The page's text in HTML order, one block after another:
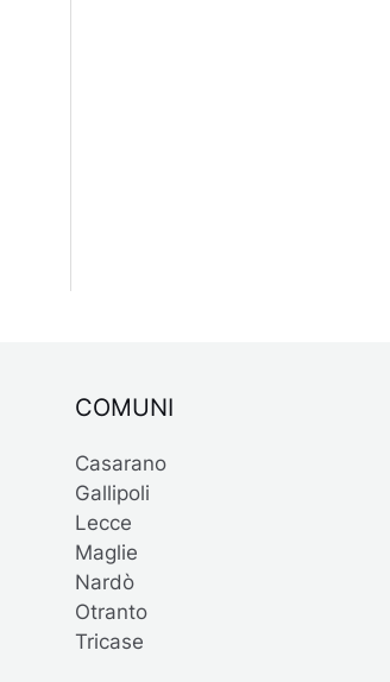
COMUNI
Casarano
Gallipoli
Lecce
Maglie
Nardò
Otranto
Tricase